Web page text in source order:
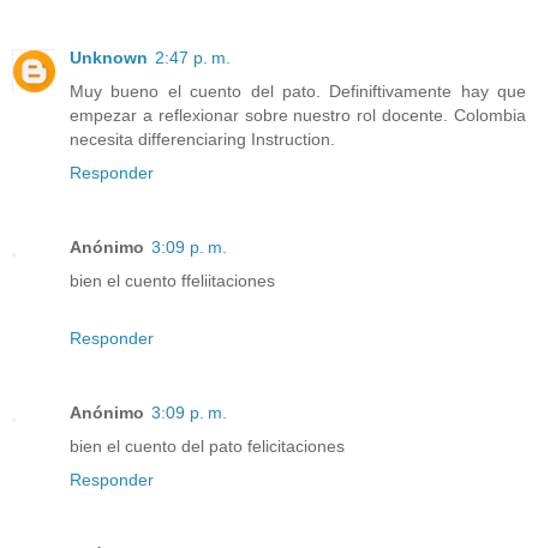
Unknown 2:47 p. m.
Muy bueno el cuento del pato. Definiftivamente hay que
empezar a reflexionar sobre nuestro rol docente. Colombia
necesita differenciaring Instruction.
Responder
Anónimo 3:09 p. m.
bien el cuento ffeliitaciones
Responder
Anónimo 3:09 p. m.
bien el cuento del pato felicitaciones
Responder